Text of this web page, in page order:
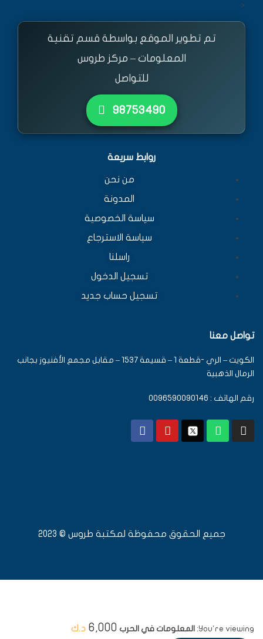
<
تم تطوير الموقع بواسطة قسم تقنية
المعلومات – مركز طروس
للتواصل
٩٨٧٥٣٤٩٠
روابط سريعة
من نحن
المدونة
سياسة الخصوصية
سياسة الاسترجاع
راسلنا
تسجيل الدخول
تسجيل حساب جديد
تواصل معنا
الكويت – الري -قطعة 1 – قسيمة 1537 – مقابل مجمع الأفنيوز بجانب
الرمال الذهبية
رقم الهاتف : 0096590090146
جميع الحقوق محفوظة لمكتبة طروس © 2023
You're viewing: المعلومات في الحرب 6,000 د.ك